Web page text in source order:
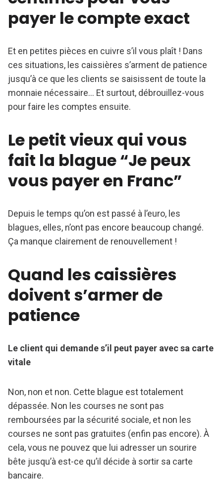
payer le compte exact
Et en petites pièces en cuivre s’il vous plaît ! Dans
ces situations, les caissières s’arment de patience
jusqu’à ce que les clients se saisissent de toute la
monnaie nécessaire… Et surtout, débrouillez-vous
pour faire les comptes ensuite.
Le petit vieux qui vous
fait la blague “Je peux
vous payer en Franc”
Depuis le temps qu’on est passé à l’euro, les
blagues, elles, n’ont pas encore beaucoup changé.
Ça manque clairement de renouvellement !
Quand les caissières
doivent s’armer de
patience
Le client qui demande s’il peut payer avec sa carte
vitale
Non, non et non. Cette blague est totalement
dépassée. Non les courses ne sont pas
remboursées par la sécurité sociale, et non les
courses ne sont pas gratuites (enfin pas encore). À
cela, vous ne pouvez que lui adresser un sourire
bête jusqu’à est-ce qu’il décide à sortir sa carte
bancaire.